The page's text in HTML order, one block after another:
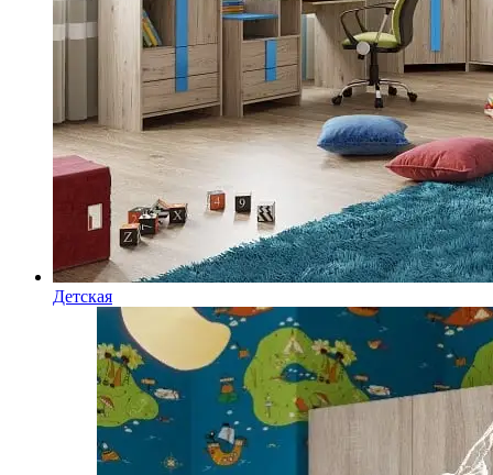
Детская